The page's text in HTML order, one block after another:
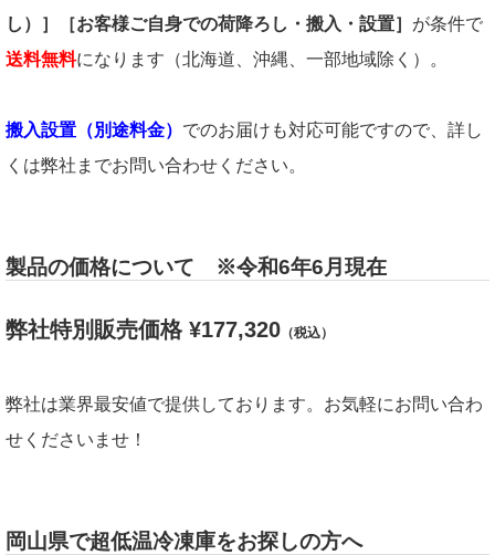
し）］［お客様ご自身での荷降ろし・搬入・設置］ が条件で
送料無料になります（北海道、沖縄、一部地域除く）。
搬入設置（別途料金） でのお届けも対応可能ですので、詳し
くは弊社までお問い合わせください。
製品の価格について ※令和6年6月現在
弊社特別販売価格 ¥177,320 （税込）
弊社は業界最安値で提供しております。お気軽にお問い合わ
せくださいませ！
岡山県で超低温冷凍庫をお探しの方へ